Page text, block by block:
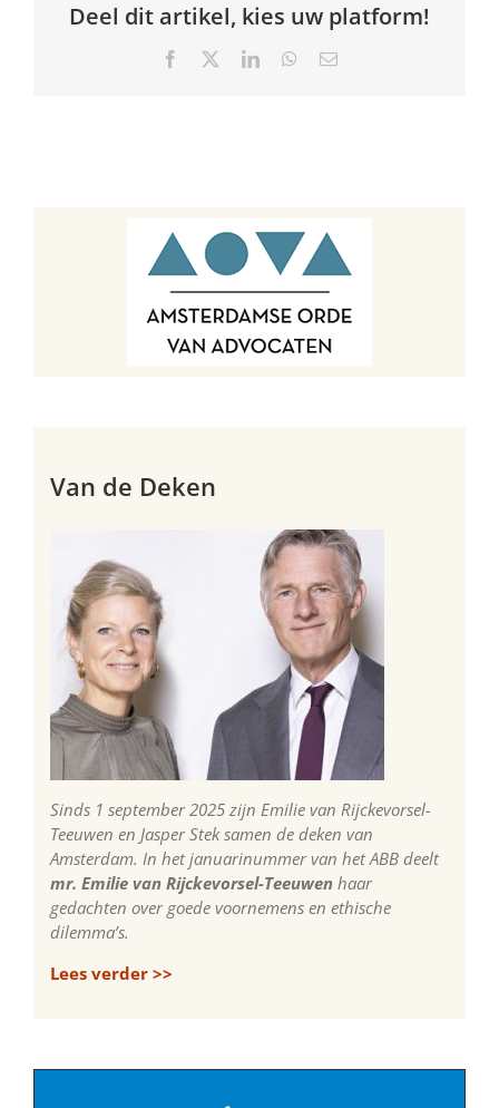
Deel dit artikel, kies uw platform!
Facebook LinkedInWhatsApp
E-
Van de Deken
Sinds 1 september 2025 zijn Emilie van Rijckevorsel-
Teeuwen en Jasper Stek samen de deken van
Amsterdam. In het januarinummer van het ABB deelt
mr. Emilie van Rijckevorsel-Teeuwen haar
gedachten over goede voornemens en ethische
dilemma’s.
Lees verder >>